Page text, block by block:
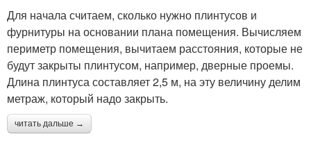
Для начала считаем, сколько нужно плинтусов и
фурнитуры на основании плана помещения. Вычисляем
периметр помещения, вычитаем расстояния, которые не
будут закрыты плинтусом, например, дверные проемы.
Длина плинтуса составляет 2,5 м, на эту величину делим
метраж, который надо закрыть.
читать дальше →